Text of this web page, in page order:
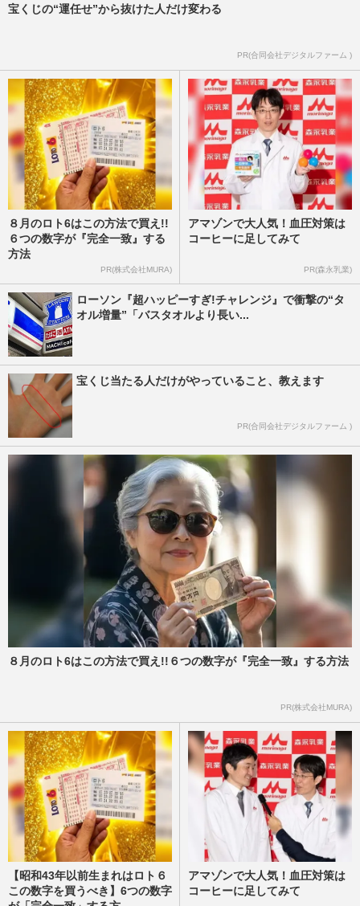
宝くじの“運任せ”から抜けた人だけ変わる
PR(合同会社デジタルファーム )
８月のロト6はこの方法で買え!!
６つの数字が『完全一致』する
方法
PR(株式会社MURA)
アマゾンで大人気！血圧対策は
コーヒーに足してみて
PR(森永乳業)
ローソン『超ハッピーすぎ!チャレンジ』で衝撃の“タ
オル増量”「バスタオルより長い...
宝くじ当たる人だけがやっていること、教えます
PR(合同会社デジタルファーム )
８月のロト6はこの方法で買え!!６つの数字が『完全一致』する方法
PR(株式会社MURA)
【昭和43年以前生まれはロト６
この数字を買うべき】6つの数字
アマゾンで大人気！血圧対策は
コーヒーに足してみて